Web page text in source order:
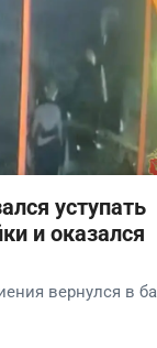
уступать
и оказался
вернулся в